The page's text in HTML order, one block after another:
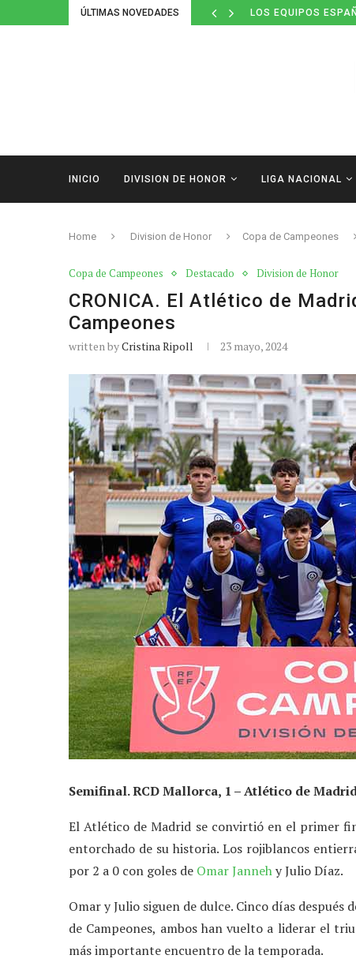
ÚLTIMAS NOVEDADES LOS EQUIPOS
INICIO DIVISION DE HONOR LIGA NACIONAL
Home Division de Honor Copa de Campeones
Copa de Campeones Destacado Division de Honor
CRONICA. El Atlético de
Campeones
written byCristina Ripoll 23 mayo, 2024
Semifinal. RCD Mallorca, 1 – Atlético de
El Atlético de Madrid se convirtió en el primer
entorchado de su historia. Los rojiblancos
por 2 a 0 con goles de Omar Jannehy Julio Díaz.
Omar y Julio siguen de dulce. Cinco días
de Campeones, ambos han vuelto a liderar el
más importante encuentro de la temporada.